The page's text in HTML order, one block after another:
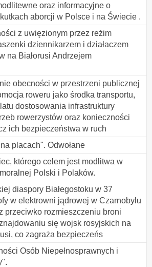
oraz informacyjne o
aborcji w Polsce i na Świecie .
z uwięzionym przez reżim
dziennikarzem i działaczem
na Białorusi Andrzejem
obecności w przestrzeni publicznej
roweru jako środka transportu,
dostosowania infrastruktury
rowerzystów oraz konieczności
ich bezpieczeństwa w ruch
placach". Odwołane
którego celem jest modlitwa w
Polski i Polaków.
diaspory Białegostoku w 37
w elektrowni jądrowej w Czarnobylu
przeciwko rozmieszczeniu broni
się wojsk rosyjskich na
co zagraża bezpieczeńs
Osób Niepełnosprawnych i